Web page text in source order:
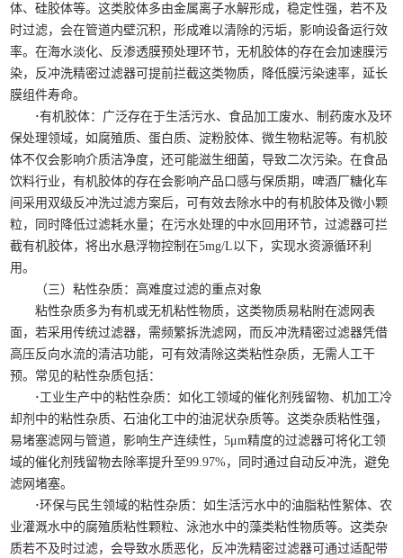
体、硅胶体等。这类胶体多由金属离子水解形成，稳定性强，若不及
时过滤，会在管道内壁沉积，形成难以清除的污垢，影响设备运行效
率。在海水淡化、反渗透膜预处理环节，无机胶体的存在会加速膜污
染，反冲洗精密过滤器可提前拦截这类物质，降低膜污染速率，延长
膜组件寿命。
·有机胶体：广泛存在于生活污水、食品加工废水、制药废水及环
保处理领域，如腐殖质、蛋白质、淀粉胶体、微生物粘泥等。有机胶
体不仅会影响介质洁净度，还可能滋生细菌，导致二次污染。在食品
饮料行业，有机胶体的存在会影响产品口感与保质期，啤酒厂糖化车
间采用双级反冲洗过滤方案后，可有效去除水中的有机胶体及微小颗
粒，同时降低过滤耗水量；在污水处理的中水回用环节，过滤器可拦
截有机胶体，将出水悬浮物控制在5mg/L以下，实现水资源循环利
用。
（三）粘性杂质：高难度过滤的重点对象
粘性杂质多为有机或无机粘性物质，这类物质易粘附在滤网表
面，若采用传统过滤器，需频繁拆洗滤网，而反冲洗精密过滤器凭借
高压反向水流的清洁功能，可有效清除这类粘性杂质，无需人工干
预。常见的粘性杂质包括：
·工业生产中的粘性杂质：如化工领域的催化剂残留物、机加工冷
却剂中的粘性杂质、石油化工中的油泥状杂质等。这类杂质粘性强，
易堵塞滤网与管道，影响生产连续性，5μm精度的过滤器可将化工领
域的催化剂残留物去除率提升至99.97%，同时通过自动反冲洗，避免
滤网堵塞。
·环保与民生领域的粘性杂质：如生活污水中的油脂粘性絮体、农
业灌溉水中的腐殖质粘性颗粒、泳池水中的藻类粘性物质等。这类杂
质若不及时过滤，会导致水质恶化，反冲洗精密过滤器可通过适配带